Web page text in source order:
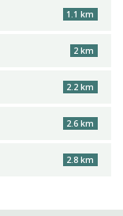
1.1 km
2 km
2.2 km
2.6 km
2.8 km